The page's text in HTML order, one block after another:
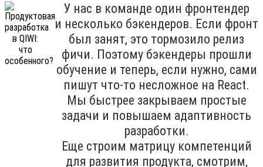
У нас в команде один фронтендер
и несколько бэкендеров. Если фронт
был занят, это тормозило релиз
фичи. Поэтому бэкендеры прошли
обучение и теперь, если нужно, сами
пишут что-то несложное на React.
Мы быстрее закрываем простые
задачи и повышаем адаптивность
разработки.
Еще строим матрицу компетенций
для развития продукта, смотрим,